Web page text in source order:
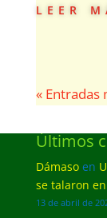
leer
« Entradas
Últimos
Dámasoen
se talaron
13 de abril de